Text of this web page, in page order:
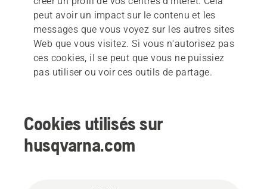
peut avoir un impact sur le contenu et les
messages que vous voyez sur les autres sites
Web que vous visitez. Si vous n'autorisez pas
ces cookies, il se peut que vous ne puissiez
pas utiliser ou voir ces outils de partage.
Cookies utilisés sur
husqvarna.com